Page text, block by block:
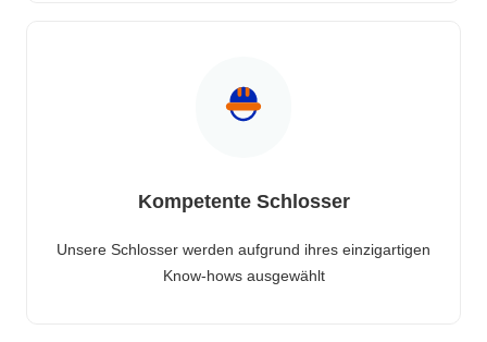
Kompetente Schlosser
Unsere Schlosser werden aufgrund ihres einzigartigen
Know-hows ausgewählt